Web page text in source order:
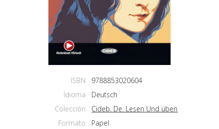
ISBN
9788853020604
Idioma
Deutsch
Colección
Cideb. De. Lesen Und üben
Formato
Papel